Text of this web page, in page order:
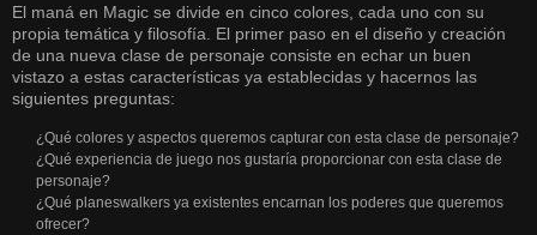
El maná en Magic se divide en cinco colores, cada uno con su
propia temática y filosofía. El primer paso en el diseño y creación
de una nueva clase de personaje consiste en echar un buen
vistazo a estas características ya establecidas y hacernos las
siguientes preguntas:
¿Qué colores y aspectos queremos capturar con esta clase de personaje?
¿Qué experiencia de juego nos gustaría proporcionar con esta clase de
personaje?
¿Qué planeswalkers ya existentes encarnan los poderes que queremos
ofrecer?